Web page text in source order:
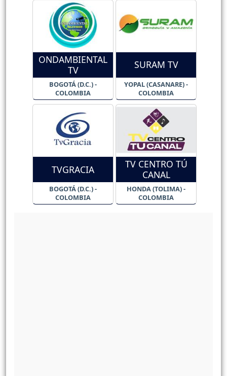
ONDAMBIENTAL
TV
BOGOTÁ (D.C.) -
COLOMBIA
SURAM TV
YOPAL (CASANARE) -
COLOMBIA
TVGRACIA
BOGOTÁ (D.C.) -
COLOMBIA
TV CENTRO TÚ
CANAL
HONDA (TOLIMA) -
COLOMBIA